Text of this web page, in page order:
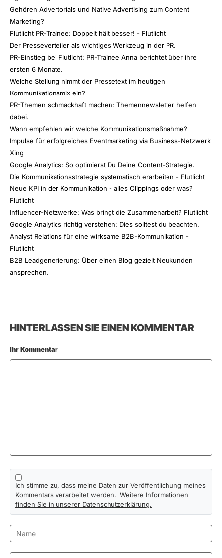
Gehören Advertorials und Native Advertising zum Content
Marketing?
Flutlicht PR-Trainee: Doppelt hält besser! - Flutlicht
Der Presseverteiler als wichtiges Werkzeug in der PR.
PR-Einstieg bei Flutlicht: PR-Trainee Anna berichtet über ihre
ersten 6 Monate.
Welche Stellung nimmt der Pressetext im heutigen
Kommunikationsmix ein?
PR-Themen schmackhaft machen: Themennewsletter helfen
dabei.
Wann empfehlen wir welche Kommunikationsmaßnahme?
Impulse für erfolgreiches Eventmarketing via Business-Netzwerk
Xing
Google Analytics: So optimierst Du Deine Content-Strategie.
Die Kommunikationsstrategie systematisch erarbeiten - Flutlicht
Neue KPI in der Kommunikation - alles Clippings oder was?
Flutlicht
Influencer-Netzwerke: Was bringt die Zusammenarbeit? Flutlicht
Google Analytics richtig verstehen: Dies solltest du beachten.
Analyst Relations für eine wirksame B2B-Kommunikation -
Flutlicht
B2B Leadgenerierung: Über einen Blog gezielt Neukunden
ansprechen.
HINTERLASSEN SIE EINEN KOMMENTAR
Ihr Kommentar
Ich stimme zu, dass meine Daten zur Veröffentlichung meines
Kommentars verarbeitet werden. Weitere Informationen
finden Sie in unserer Datenschutzerklärung.